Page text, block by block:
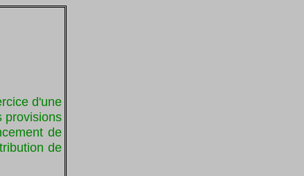
d'une
provisions
de
de